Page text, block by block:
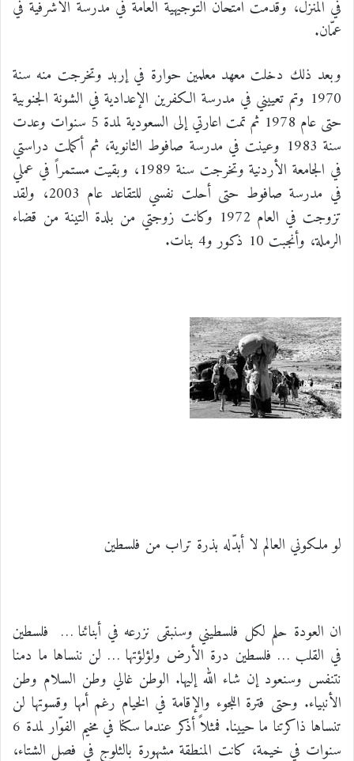
في المنزل، وقدمت امتحان التوجيهية العامة في مدرسة الأشرفية في
عمّان.
وبعد ذلك دخلت معهد معلمين حوارة في إربد وتخرجت منه سنة
1970 وتم تعييني في مدرسة الكفرين الإعدادية في الشونة الجنوبية
حتى عام 1978 ثم تمت اعارتي إلى السعودية لمدة 5 سنوات وعدت
سنة 1983 وعينت في مدرسة صافوط الثانوية، ثم أكملت دراستي
في الجامعة الأردنية وتخرجت سنة 1989، وبقيت مستمراً في عملي
في مدرسة صافوط حتى أحلت نفسي للتقاعد عام 2003، ولقد
تزوجت في العام 1972 وكانت زوجتي من بلدة التينة من قضاء
الرملة، وأنجبت 10 ذكور و4 بنات.
لو ملكوني العالم لا أبدّله بذرة تراب من فلسطين
ان العودة حلم لكل فلسطيني وسنبقى نزرعه في أبنائنا … فلسطين
في القلب … فلسطين درة الأرض ولؤلؤتها … لن ننساها ما دمنا
نتنفس وسنعود إن شاء الله إليها. الوطن غالي وطن السلام وطن
الأنبياء. وحتى فترة اللجوء والإقامة في الخيام رغم أمها وقسوتها لن
تنساها ذاكرتنا ما حيينا. فمثلاً أذكر عندما سكنا في مخيم الفوّار لمدة 6
سنوات في خيمة، كانت المنطقة مشهورة بالثلوج في فصل الشتاء،